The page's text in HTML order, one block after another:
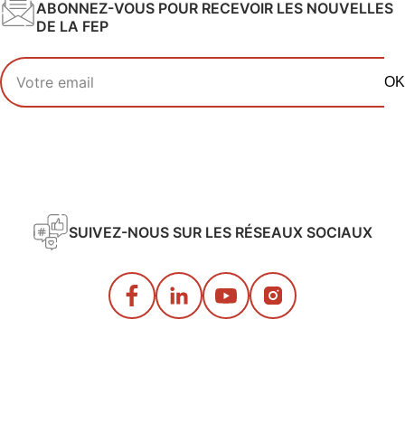
ABONNEZ-VOUS POUR RECEVOIR LES NOUVELLES
DE LA FEP
Votre adresse email
OK
SUIVEZ-NOUS SUR LES RÉSEAUX SOCIAUX